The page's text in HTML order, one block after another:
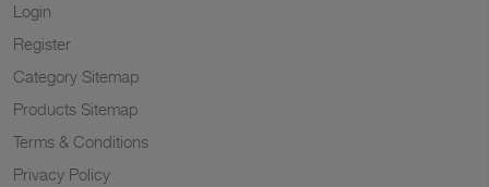
Login
Register
Category Sitemap
Products Sitemap
Terms & Conditions
Privacy Policy